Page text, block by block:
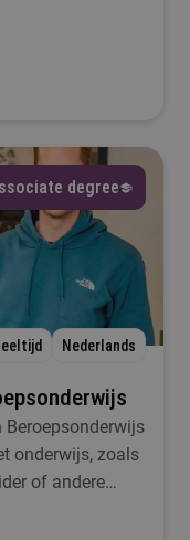
degree
Nederlands
Beroepsonderwijs
onderwijs, zoals
of andere